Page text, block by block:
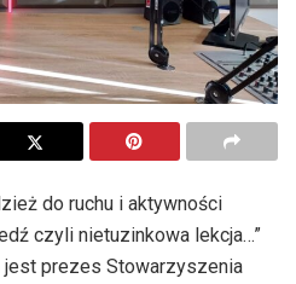
do ruchu i aktywności
czyli nietuzinkowa lekcja…”
prezes Stowarzyszenia